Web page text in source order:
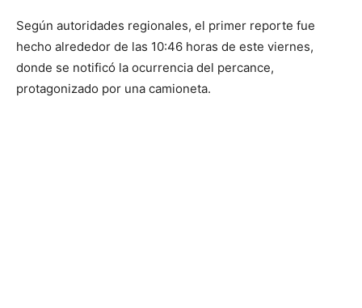
Según autoridades regionales, el primer reporte fue
hecho alrededor de las 10:46 horas de este viernes,
donde se notificó la ocurrencia del percance,
protagonizado por una camioneta.